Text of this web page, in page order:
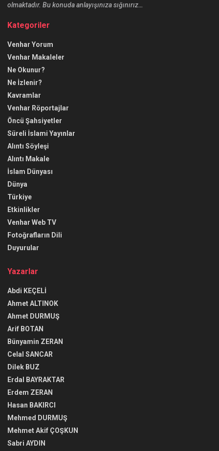
olmaktadır. Bu konuda anlayışınıza sığınırız…
Kategoriler
Venhar Yorum
Venhar Makaleler
Ne Okunur?
Ne İzlenir?
Kavramlar
Venhar Röportajlar
Öncü Şahsiyetler
Süreli İslami Yayınlar
Alıntı Söyleşi
Alıntı Makale
İslam Dünyası
Dünya
Türkiye
Etkinlikler
Venhar Web TV
Fotoğrafların Dili
Duyurular
Yazarlar
Abdi KEÇELİ
Ahmet ALTINOK
Ahmet DURMUŞ
Arif BOTAN
Bünyamin ZERAN
Celal SANCAR
Dilek BUZ
Erdal BAYRAKTAR
Erdem ZERAN
Hasan BAKIRCI
Mehmed DURMUŞ
Mehmet Akif ÇOŞKUN
Sabri AYDIN